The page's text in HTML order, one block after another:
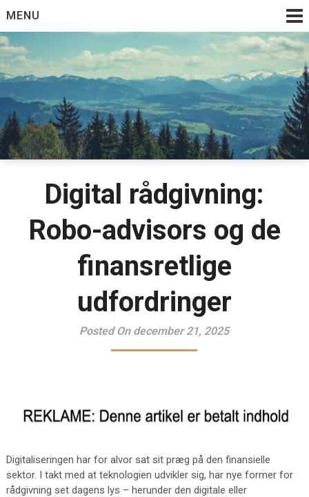
to
content
MENU
Digital rådgivning:
Robo-advisors og de
finansretlige
udfordringer
Posted On december 21, 2025
Digitaliseringen har for alvor sat sit præg på den finansielle
sektor. I takt med at teknologien udvikler sig, har nye former for
rådgivning set dagens lys – herunder den digitale eller